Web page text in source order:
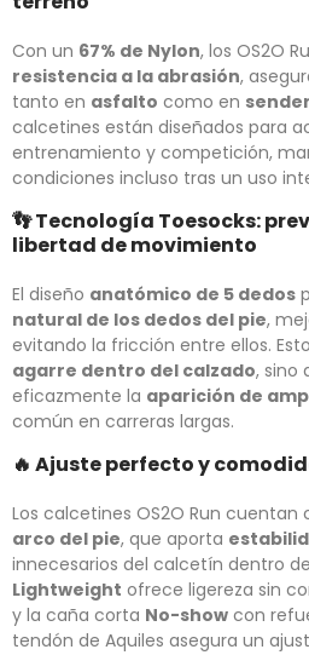
Con un 67% de Nylon, los OS2O
resistencia a la abrasión,
tanto en asfalto como en
calcetines están diseñados para
entrenamiento y competición,
condiciones incluso tras un uso
👣Tecnología Toesocks:
libertad de movimiento
El diseño anatómico de 5 dedos
natural de los dedos del pie,
evitando la fricción entre ellos.
agarre dentro del calzado, sino
eficazmente la aparición de
común en carreras largas.
🔥 Ajuste perfecto y
Los calcetines OS2O Run cuentan
arco del pie, que aporta
innecesarios del calcetín dentro
Lightweight ofrece ligereza sin
y la caña corta No-show con
tendón de Aquiles asegura un